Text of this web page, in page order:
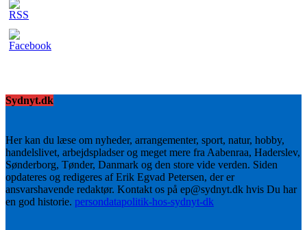
Sydnyt.dk
Her kan du læse om nyheder, arrangementer, sport, natur, hobby,
handelslivet, arbejdspladser og meget mere fra Aabenraa, Haderslev,
Sønderborg, Tønder, Danmark og den store vide verden. Siden
opdateres og redigeres af Erik Egvad Petersen, der er
ansvarshavende redaktør. Kontakt os på ep@sydnyt.dk hvis Du har
en god historie. persondatapolitik-hos-sydnyt-dk